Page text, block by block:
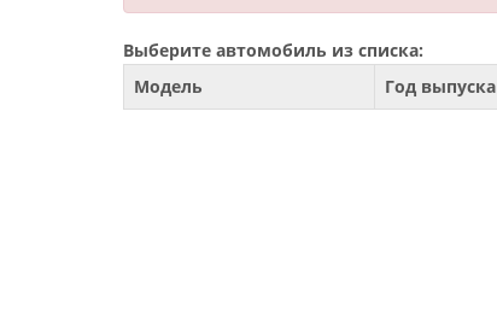
Выберите автомобиль из списка:
Модель
Год выпуска